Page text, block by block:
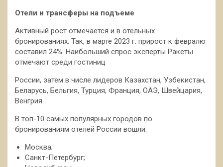
Отели и трансферы на подъеме
Активный рост отмечается и в отельных
бронированиях. Так, в марте 2023 г. прирост к февралю
составил 24%. Наибольший спрос эксперты Ракеты
отмечают среди гостиниц
России, затем в числе лидеров Казахстан, Узбекистан,
Беларусь, Бельгия, Турция, Франция, ОАЭ, Швейцария,
Венгрия.
В топ-10 самых популярных городов по
бронированиям отелей России вошли:
Москва;
Санкт-Петербург;